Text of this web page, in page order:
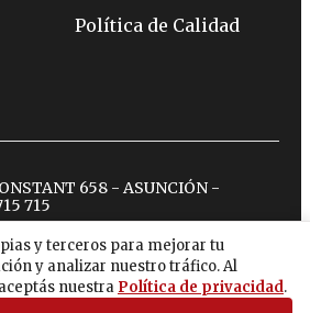
y terceros para mejorar tu
y analizar nuestro tráfico. Al
nuestra Política de privacidad.
Política de Calidad
658 - ASUNCIÓN -
715
tiktokyoutubespotify